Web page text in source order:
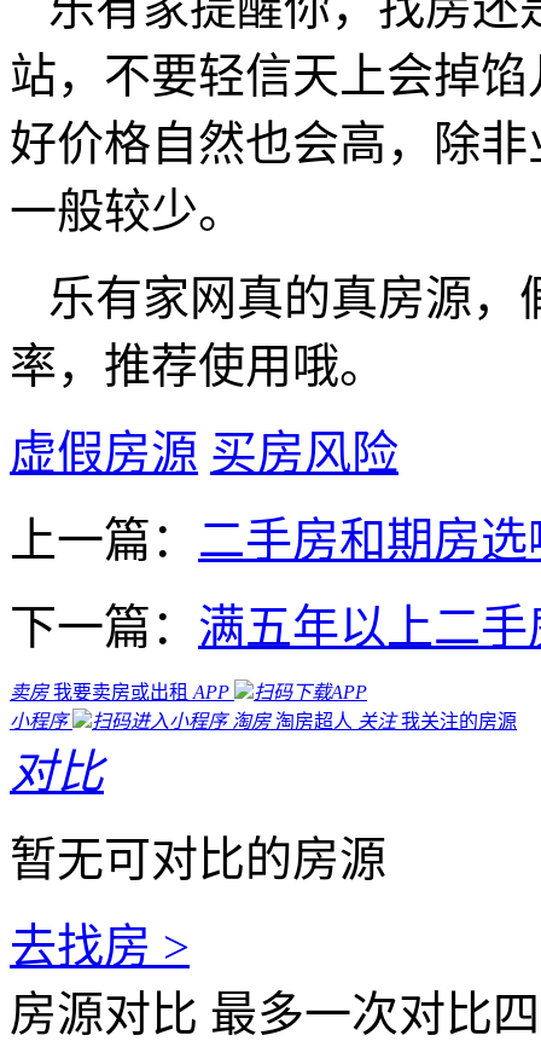
站，不要轻信天上会掉
好价格自然也会高，除
一般较少。
乐有家网真的真房源
率，推荐使用哦。
虚假房源 买房风险
上一篇： 二手房和期房
下一篇： 满五年以上二
卖房 我要卖房或出租 APP
扫码下载APP
小程序
扫码进入小程序 淘房 淘房超人 关注 我关注的房源
对比
暂无可对比的房源
去找房 >
房源对比 最多一次对比